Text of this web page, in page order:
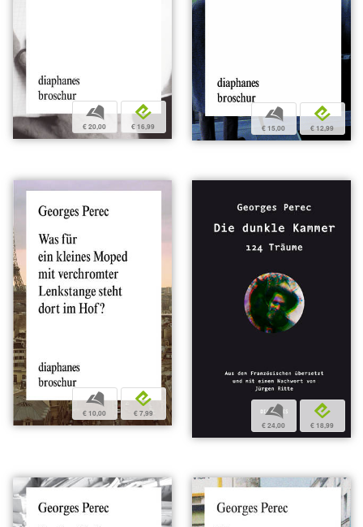
b
€ 20,00
e
€ 16,99
b
€ 15,00
e
€ 12,99
b
€ 10,00
e
€ 7,99 b
€ 24,00
e
€ 18,99